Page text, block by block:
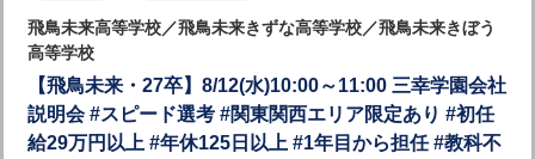
飛鳥未来高等学校／飛鳥未来きずな高等学校／飛鳥未来きぼう
高等学校
【飛鳥未来・27卒】8/12(水)10:00～11:00 三幸学園会社
説明会 #スピード選考 #関東関西エリア限定あり #初任
給29万円以上 #年休125日以上 #1年目から担任 #教科不